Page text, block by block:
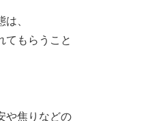
、
てもらうこと
や焦りなどの